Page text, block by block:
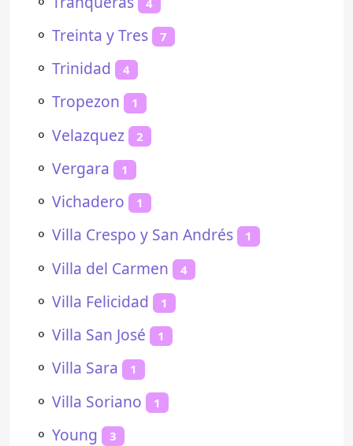
⚬ Treinta y Tres 7
⚬ Trinidad 4
⚬ Tropezon 1
⚬ Velazquez 2
⚬ Vergara 1
⚬ Vichadero 1
⚬ Villa Crespo y San Andrés 1
⚬ Villa del Carmen 4
⚬ Villa Felicidad 1
⚬ Villa San José 1
⚬ Villa Sara 1
⚬ Villa Soriano 1
⚬ Young 3